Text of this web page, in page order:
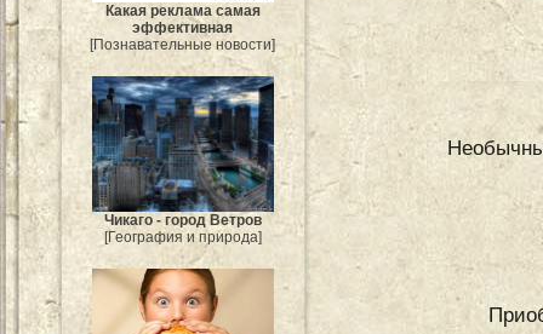
Какая реклама самая
эффективная
[Познавательные новости]
Чикаго - город Ветров
[География и природа]